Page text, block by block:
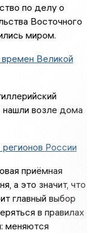
по делу о
Восточного
миром.
Великой
нашли возле дома
России
приёмная
а это значит, что
главный выбор
в правилах
меняются